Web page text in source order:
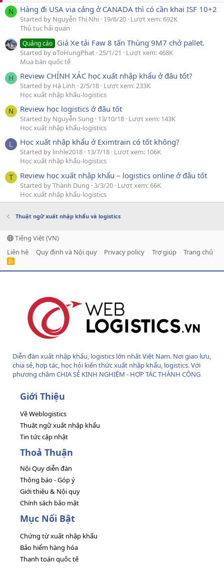
N Hàng đi USA via cảng ở CANADA thì có cần khai ISF 10+2
Started by Nguyễn Thị Nhi 19/6/20 Lượt xem: 692K
Thủ tục hải quan
Quảng cáo Giá Xe tải Faw 8 tấn Thùng 9M7 chở pallet.
Started by oToHungPhat 25/1/21
Lượt xem: 468K
Mua bán quốc tế
H Review CHÍNH XÁC học xuất nhập khẩu ở đâu tốt?
Started by Hà Linh 2/5/18 Lượt xem: 233K
Học xuất nhập khẩu-logistics
N Review học logistics ở đâu tốt
Started by Nguyễn Sung 13/10/18 Lượt xem: 143K
Học xuất nhập khẩu-logistics
L Học xuất nhập khẩu ở Eximtrain có tốt không?
Started by linhle2018 13/7/18 Lượt xem: 106K
Học xuất nhập khẩu-logistics
T Review học xuất nhập khẩu – logistics online ở đâu tốt
Started by Thành Dung 3/3/20 Lượt xem: 66K
Học xuất nhập khẩu-logistics
Thuật ngữ xuất nhập khẩu và logistics
Tiếng Việt (VN)
Liên hệ
Quy định và Nội quy Privacy policy Trợ giúp Trang chủ
R
Diễn đàn xuất nhập khẩu, logistics lớn nhất Việt Nam. Nơi giao lưu,
chia sẻ, hợp tác, học hỏi kiến thức xuất nhập khẩu, logistics. Với
phương châm CHIA SẺ KINH NGHIỆM - HỢP TÁC THÀNH CÔNG
Giới Thiệu
Về Weblogistics
Thuật ngữ xuất nhập khẩu
Tin tức cập nhật
Thoả Thuận
Nội Quy diễn đàn
Thông báo - Góp ý
Giới thiệu & Nội quy
Chính sách bảo mật
Mục Nổi Bật
Chứng từ xuất nhập khẩu
Bảo hiểm hàng hóa
Thanh toán quốc tế